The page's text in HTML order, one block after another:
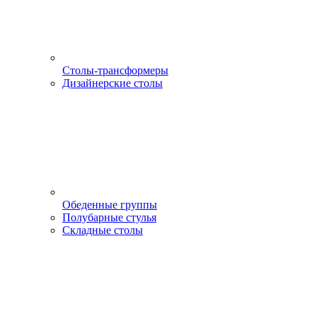
Столы-трансформеры
Дизайнерские столы
Обеденные группы
Полубарные стулья
Складные столы